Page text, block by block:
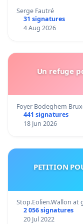
Serge Fautré
31 signatures
4 Aug 2026
Un refuge
Foyer Bodeghem
441 signatures
18 Jun 2026
PETITION
Stop.Eolien.Wallon at
2 056 signatures
20 Jul 2022